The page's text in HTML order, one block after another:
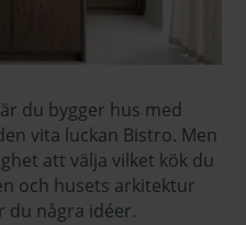
du bygger hus med
vita luckan Bistro. Men
att välja vilket kök du
och husets arkitektur
du några idéer.